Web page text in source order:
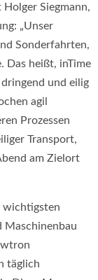
Siegmann,
„Unser
Sonderfahrten,
Das heißt, inTime
und eilig
agil
Prozessen
Transport,
am Zielort
wichtigsten
Maschinenbau
täglich